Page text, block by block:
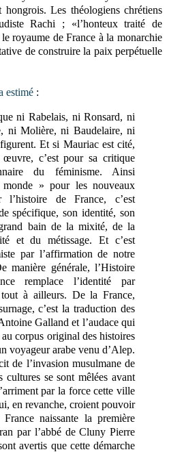
Les théologiens chrétiens
Rachi ; «l’honteux traité de
royaume de France à la monarchie
de construire la paix perpétuelle
estimé :
ni Rabelais, ni Ronsard, ni
ni Molière, ni Baudelaire, ni
Et si Mauriac est cité,
c’est pour sa critique
du féminisme. Ainsi
» pour les nouveaux
l’histoire de France, c’est
spécifique, son identité, son
bain de la mixité, de la
et du métissage. Et c’est
par l’affirmation de notre
manière générale, l’Histoire
remplace l’identité par
à ailleurs. De la France,
c’est la traduction des
Galland et l’audace qui
corpus original des histoires
voyageur arabe venu d’Alep.
de l’invasion musulmane de
se sont mêlées avant
par la force cette ville
en revanche, croient pouvoir
naissante la première
par l’abbé de Cluny Pierre
avertis que cette démarche